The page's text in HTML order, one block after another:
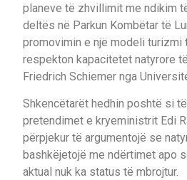
planeve të zhvillimit me ndikim
deltës në Parkun Kombëtar të
promovimin e një modeli turizmi
respekton kapacitetet natyrore
Friedrich Schiemer nga
Shkencëtarët hedhin poshtë si
pretendimet e kryeministrit Edi
përpjekur të argumentojë se
bashkëjetojë me ndërtimet apo
aktual nuk ka status të mbrojtur.